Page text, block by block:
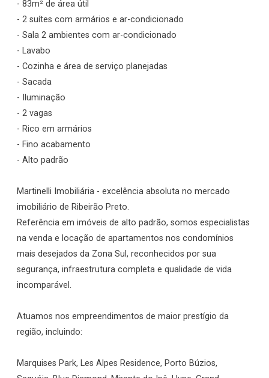
- 83m² de área útil
- 2 suítes com armários e ar-condicionado
- Sala 2 ambientes com ar-condicionado
- Lavabo
- Cozinha e área de serviço planejadas
- Sacada
- Iluminação
- 2 vagas
- Rico em armários
- Fino acabamento
- Alto padrão
Martinelli Imobiliária - excelência absoluta no mercado
imobiliário de Ribeirão Preto.
Referência em imóveis de alto padrão, somos especialistas
na venda e locação de apartamentos nos condomínios
mais desejados da Zona Sul, reconhecidos por sua
segurança, infraestrutura completa e qualidade de vida
incomparável.
Atuamos nos empreendimentos de maior prestígio da
região, incluindo:
Marquises Park, Les Alpes Residence, Porto Búzios,